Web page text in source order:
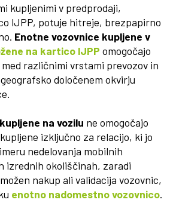
kupljenimi v predprodaji,
IJPP, potuje hitreje, brezpapirno
Enotne vozovnice kupljene v
na kartico IJPP omogočajo
različnimi vrstami prevozov in
določenem okvirju
na vozilu ne omogočajo
izključno za relacijo, ki jo
nedelovanja mobilnih
izrednih okoliščinah, zaradi
nakup ali validacija vozovnic,
enotno nadomestno vozovnico.